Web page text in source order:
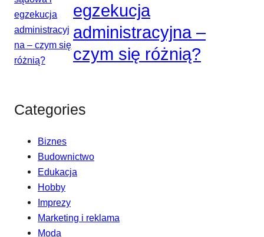
egzekucja
administracyjna –
czym się różnią?
Categories
Biznes
Budownictwo
Edukacja
Hobby
Imprezy
Marketing i reklama
Moda